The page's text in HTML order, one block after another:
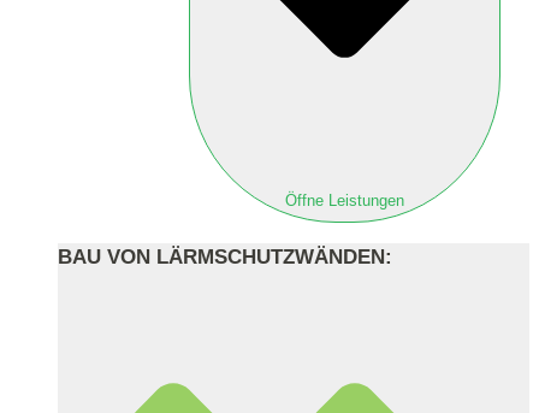
Öffne Leistungen
BAU VON LÄRMSCHUTZWÄNDEN: